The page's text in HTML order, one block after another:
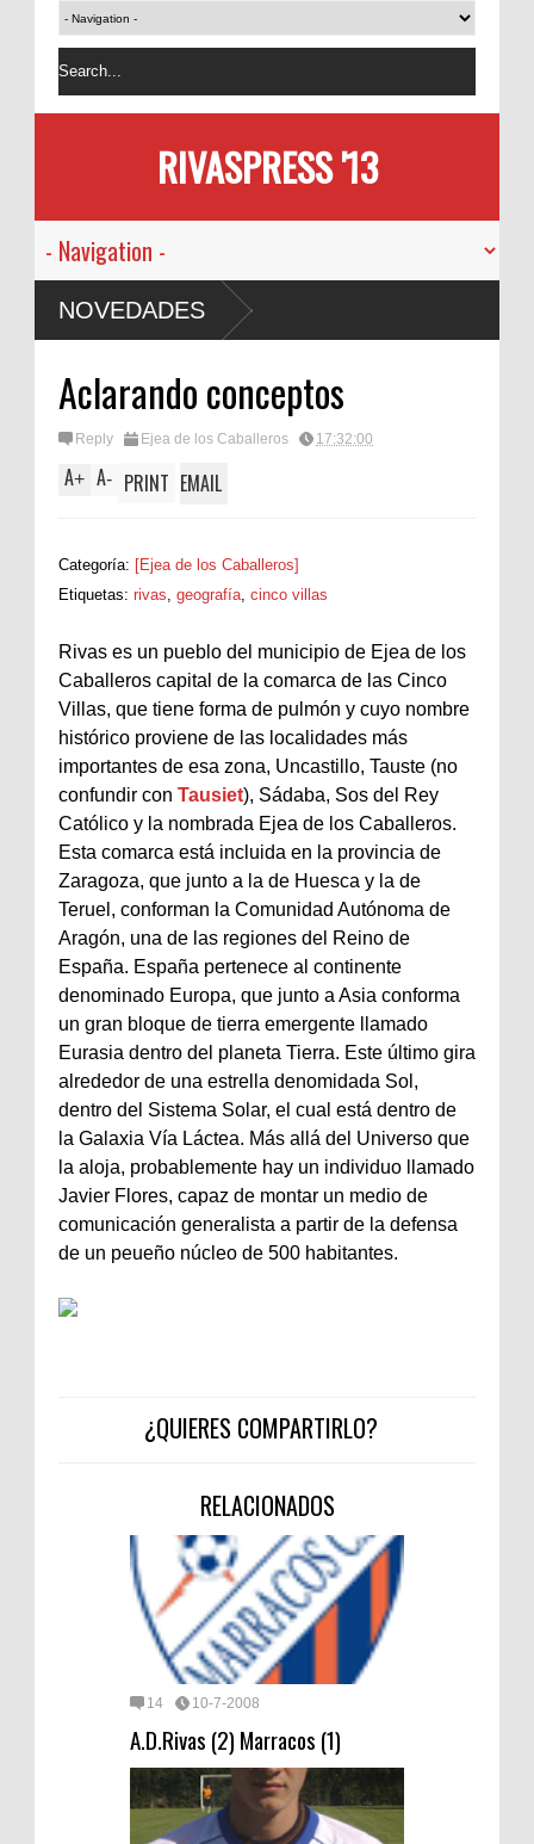
RIVASPRESS '13
NOVEDADES
Aclarando conceptos
Reply Ejea de los Caballeros 17:32:00
A+ A- PRINT EMAIL
Categoría: [Ejea de los Caballeros]
Etiquetas: rivas geografía cinco villas
Rivas es un pueblo del municipio de Ejea de los
Caballeros capital de la comarca de las Cinco
Villas, que tiene forma de pulmón y cuyo nombre
histórico proviene de las localidades más
importantes de esa zona, Uncastillo, Tauste (no
confundir con Tausiet), Sádaba, Sos del Rey
Católico y la nombrada Ejea de los Caballeros.
Esta comarca está incluida en la provincia de
Zaragoza, que junto a la de Huesca y la de
Teruel, conforman la Comunidad Autónoma de
Aragón, una de las regiones del Reino de
España. España pertenece al continente
denominado Europa, que junto a Asia conforma
un gran bloque de tierra emergente llamado
Eurasia dentro del planeta Tierra. Este último gira
alrededor de una estrella denomidada Sol,
dentro del Sistema Solar, el cual está dentro de
la Galaxia Vía Láctea. Más allá del Universo que
la aloja, probablemente hay un individuo llamado
Javier Flores, capaz de montar un medio de
comunicación generalista a partir de la defensa
de un peueño núcleo de 500 habitantes.
¿QUIERES COMPARTIRLO?
RELACIONADOS
14 10-7-2008
A.D.Rivas (2) Marracos (1)